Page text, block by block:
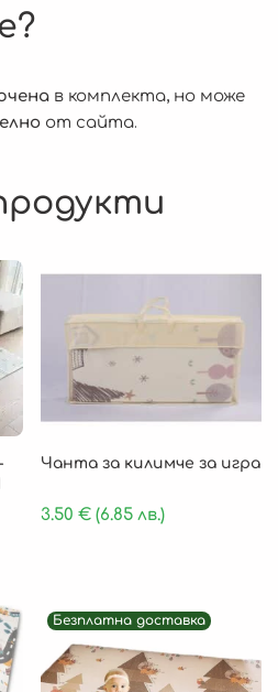
в комплекта, но може
от сайта.
Чанта за килимче за игра
3.50€ (6.85 лв.)
Безплатна доставка